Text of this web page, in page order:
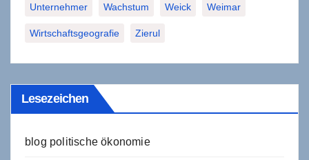
Unternehmer Wachstum Weick Weimar
Wirtschaftsgeografie Zierul
Lesezeichen
blog politische ökonomie